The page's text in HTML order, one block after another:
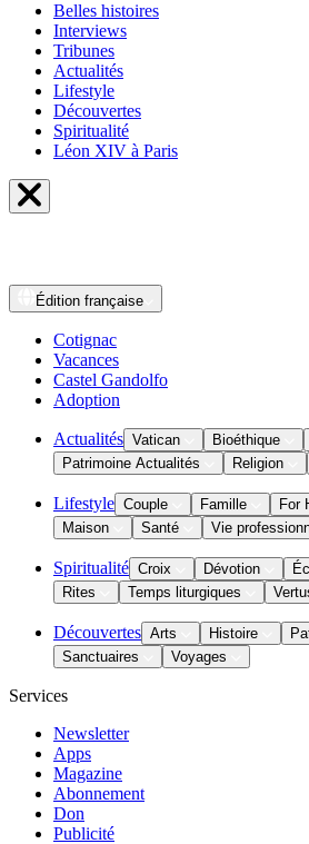
Belles histoires
Interviews
Tribunes
Actualités
Lifestyle
Découvertes
Spiritualité
Léon XIV à Paris
Édition française
Cotignac
Vacances
Castel Gandolfo
Adoption
Actualités Vatican Bioéthique
Patrimoine Actualités
Religion
Lifestyle Couple Famille
For
Maison
Santé Vie
Spiritualité Croix Dévotion
Rites
Temps liturgiques
Découvertes Arts Histoire
Sanctuaires
Voyages
Services
Newsletter
Apps
Magazine
Abonnement
Don
Publicité